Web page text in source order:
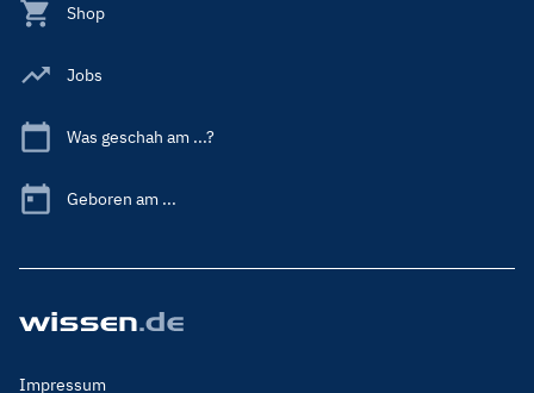
Shop
Jobs
Was geschah am ...?
Geboren am ...
Footer
Impressum